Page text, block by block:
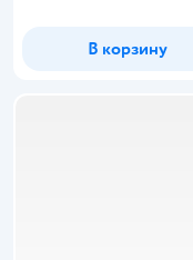
В корзину